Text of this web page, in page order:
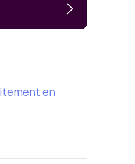
en